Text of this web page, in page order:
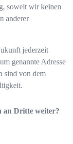
soweit wir keinen
anderer
jederzeit
genannte Adresse
sind von dem
an Dritte weiter?